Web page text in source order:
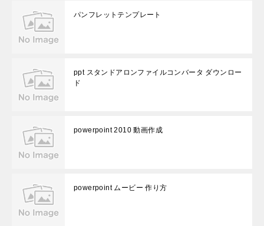
パンフレットテンプレート
ppt スタンドアロンファイルコンバータ ダウンロー
ド
powerpoint 2010 動画作成
powerpoint ムービー 作り方